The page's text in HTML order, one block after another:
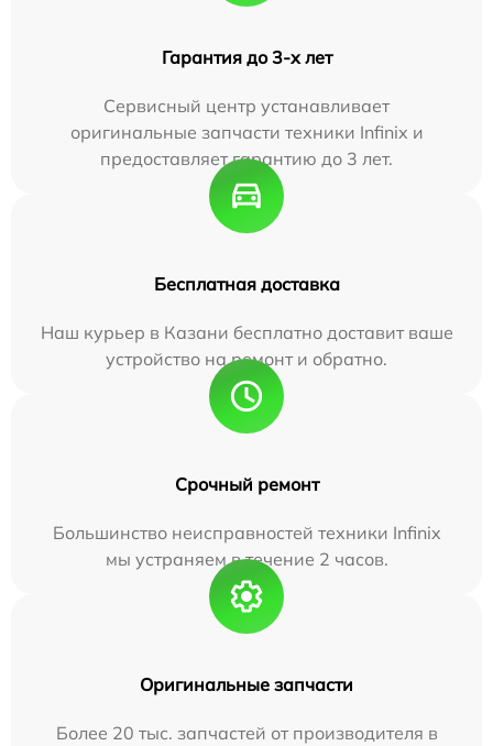
Гарантия до 3-х лет
Сервисный центр устанавливает
оригинальные запчасти техники Infinix и
предоставляет гарантию до 3 лет.
Бесплатная доставка
Наш курьер в Казани бесплатно доставит ваше
устройство на ремонт и обратно.
Срочный ремонт
Большинство неисправностей техники Infinix
мы устраняем в течение 2 часов.
Оригинальные запчасти
Более 20 тыс. запчастей от производителя в